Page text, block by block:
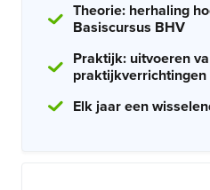
Theorie: herhaling
Basiscursus BHV
Praktijk: uitvoeren
praktijkverrichtingen
Elk jaar een